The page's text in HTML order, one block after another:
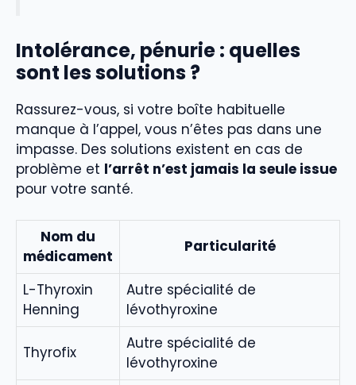
Intolérance, pénurie : quelles
sont les solutions ?
Rassurez-vous, si votre boîte habituelle
manque à l’appel, vous n’êtes pas dans une
impasse. Des solutions existent en cas de
problème et l’arrêt n’est jamais la seule issue
pour votre santé.
Nom du
médicament
Particularité
L-Thyroxin
Henning
Autre spécialité de
lévothyroxine
Thyrofix
Autre spécialité de
lévothyroxine